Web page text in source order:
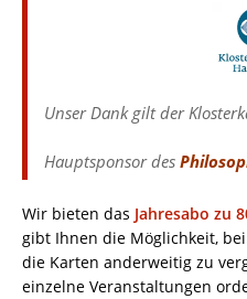
Unser Dank gilt der
Hauptsponsordes
Wir bieten das Jahresabo zu
gibt Ihnen die Möglichkeit,
die Karten anderweitig zu
einzelne Veranstaltungen